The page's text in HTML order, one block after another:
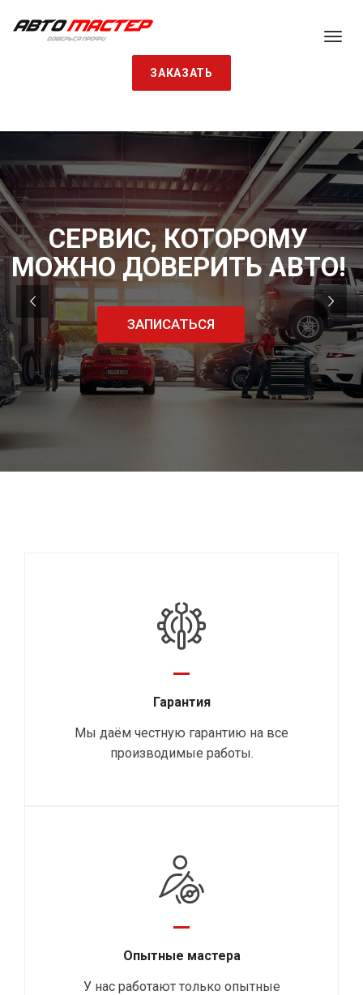
ЗАКАЗАТЬ
СЕРВИС, КОТОРОМУ
МОЖНО ДОВЕРИТЬ АВТО!
ЗАПИСАТЬСЯ
Гарантия
Мы даём честную гарантию на все
производимые работы.
Опытные мастера
У нас работают только опытные